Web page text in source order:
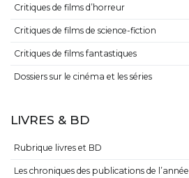
Critiques de films d’horreur
Critiques de films de science-fiction
Critiques de films fantastiques
Dossiers sur le cinéma et les séries
LIVRES & BD
Rubrique livres et BD
Les chroniques des publications de l’année